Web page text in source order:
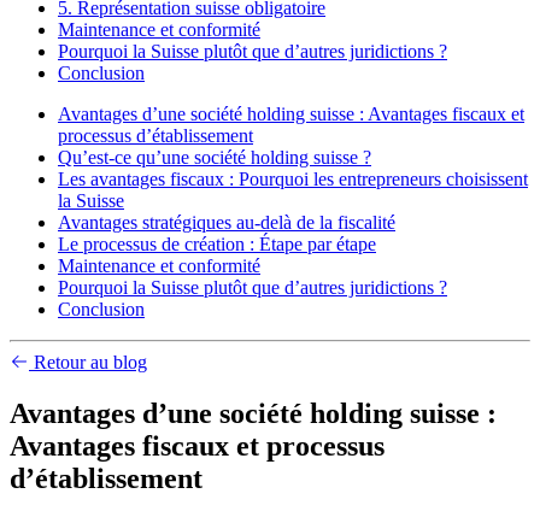
5. Représentation suisse obligatoire
Maintenance et conformité
Pourquoi la Suisse plutôt que d’autres juridictions ?
Conclusion
Avantages d’une société holding suisse : Avantages fiscaux et
processus d’établissement
Qu’est-ce qu’une société holding suisse ?
Les avantages fiscaux : Pourquoi les entrepreneurs choisissent
la Suisse
Avantages stratégiques au-delà de la fiscalité
Le processus de création : Étape par étape
Maintenance et conformité
Pourquoi la Suisse plutôt que d’autres juridictions ?
Conclusion
Retour au blog
Avantages d’une société holding suisse :
Avantages fiscaux et processus
d’établissement